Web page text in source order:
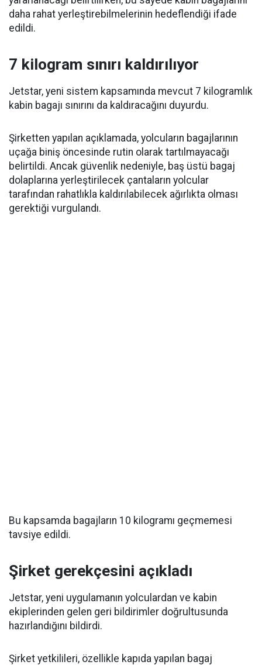
daha rahat yerleştirebilmelerinin hedeflendiği ifade
edildi.
7 kilogram sınırı kaldırılıyor
Jetstar, yeni sistem kapsamında mevcut 7 kilogramlık
kabin bagajı sınırını da kaldıracağını duyurdu.
Şirketten yapılan açıklamada, yolcuların bagajlarının
uçağa biniş öncesinde rutin olarak tartılmayacağı
belirtildi. Ancak güvenlik nedeniyle, baş üstü bagaj
dolaplarına yerleştirilecek çantaların yolcular
tarafından rahatlıkla kaldırılabilecek ağırlıkta olması
gerektiği vurgulandı.
Bu kapsamda bagajların 10 kilogramı geçmemesi
tavsiye edildi.
Şirket gerekçesini açıkladı
Jetstar, yeni uygulamanın yolculardan ve kabin
ekiplerinden gelen geri bildirimler doğrultusunda
hazırlandığını bildirdi.
Şirket yetkilileri, özellikle kapıda yapılan bagaj